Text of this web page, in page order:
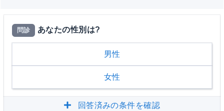
問診 あなたの性別は?
男性
女性
回答済みの条件を確認